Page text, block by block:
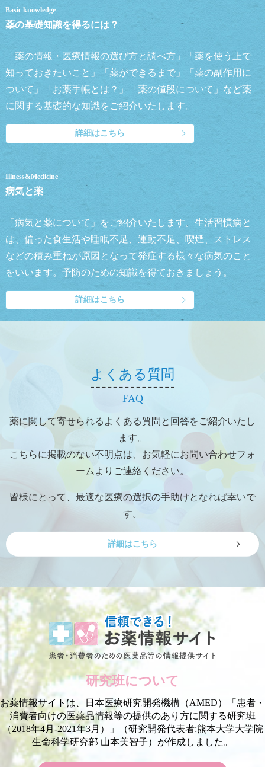
Basic knowledge
薬の基礎知識を得るには？
「薬の情報・医療情報の選び方と調べ方」「薬を使う上で
知っておきたいこと」「薬ができるまで」「薬の副作用に
ついて」「お薬手帳とは？」「薬の値段について」など薬
に関する基礎的な知識をご紹介いたします。
詳細はこちら
Illness&Medicine
病気と薬
「病気と薬について」をご紹介いたします。生活習慣病と
は、偏った食生活や睡眠不足、運動不足、喫煙、ストレス
などの積み重ねが原因となって発症する様々な病気のこと
をいいます。予防のための知識を得ておきましょう。
詳細はこちら
よくある質問
FAQ
薬に関して寄せられるよくある質問と回答をご紹介いたし
ます。
こちらに掲載のない不明点は、お気軽にお問い合わせフォ
ームよりご連絡ください。
皆様にとって、最適な医療の選択の手助けとなれば幸いで
す。
詳細はこちら
研究班について
お薬情報サイトは、日本医療研究開発機構（AMED）
「患者・
消費者向けの医薬品情報等の提供のあり方に関する研究班
（2018年4月-2021年3月）」
（研究開発代表者:熊本大学大学院
生命科学研究部 山本美智子）が作成しました。